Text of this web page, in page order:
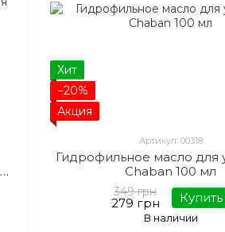
Хит
−20%
Акция
Артикул: 00318
Гидрофильное масло для
Chaban 100 мл
349 грн
279 грн Купить
В наличии